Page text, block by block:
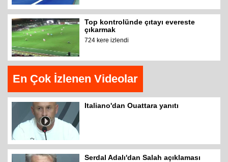
Top kontrolünde çıtayı evereste
çıkarmak
724 kere izlendi
En Çok İzlenen Videolar
Italiano'dan Ouattara yanıtı
Serdal Adalı'dan Salah açıklaması